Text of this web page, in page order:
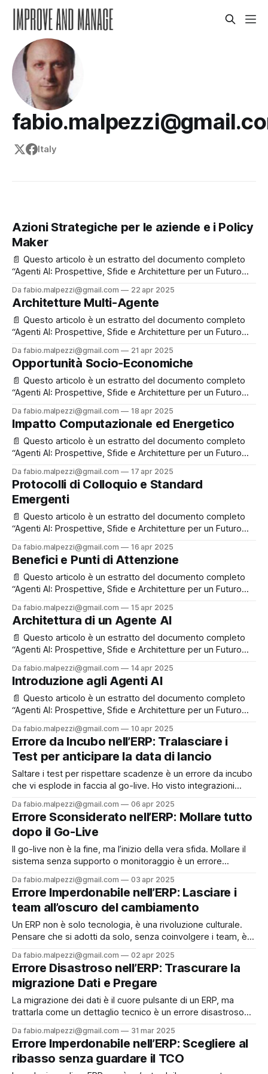
Italy
Azioni Strategiche per le aziende e i Policy
Maker
📄 Questo articolo è un estratto del documento completo
“Agenti AI: Prospettive, Sfide e Architetture per un Futuro
liberamente in fondo alla pagina. ✉️ Se ti va, registrati
gratuitamente: così potremo rimanere in contatto e
aggiornarti su nuovi contenuti e iniziative! Ultimo articolo
della
Da fabio.malpezzi@gmail.com 22 apr 2025
Architetture Multi-Agente
📄 Questo articolo è un estratto del documento completo
“Agenti AI: Prospettive, Sfide e Architetture per un Futuro
liberamente in fondo alla pagina. ✉️ Se ti va, registrati
gratuitamente: così potremo rimanere in contatto e
aggiornarti su nuovi contenuti e iniziative! Perché “multi-
agente”
Da fabio.malpezzi@gmail.com 21 apr 2025
Opportunità Socio-Economiche
📄 Questo articolo è un estratto del documento completo
“Agenti AI: Prospettive, Sfide e Architetture per un Futuro
liberamente in fondo alla pagina. ✉️ Se ti va, registrati
gratuitamente: così potremo rimanere in contatto e
aggiornarti su nuovi contenuti e iniziative! Applicazioni
chiave nei
Da fabio.malpezzi@gmail.com 18 apr 2025
Impatto Computazionale ed Energetico
📄 Questo articolo è un estratto del documento completo
“Agenti AI: Prospettive, Sfide e Architetture per un Futuro
liberamente in fondo alla pagina. ✉️ Se ti va, registrati
gratuitamente: così potremo rimanere in contatto e
Da fabio.malpezzi@gmail.com 17 apr 2025
Protocolli di Colloquio e Standard
Emergenti
📄 Questo articolo è un estratto del documento completo
“Agenti AI: Prospettive, Sfide e Architetture per un Futuro
liberamente in fondo alla pagina. ✉️ Se ti va, registrati
gratuitamente: così potremo rimanere in contatto e
aggiornarti su nuovi contenuti e iniziative! Perché i protocolli
Da fabio.malpezzi@gmail.com 16 apr 2025
Benefici e Punti di Attenzione
📄 Questo articolo è un estratto del documento completo
“Agenti AI: Prospettive, Sfide e Architetture per un Futuro
liberamente in fondo alla pagina. ✉️ Se ti va, registrati
gratuitamente: così potremo rimanere in contatto e
aggiornarti su nuovi contenuti e iniziative! Benefici chiave
Gestione
Da fabio.malpezzi@gmail.com 15 apr 2025
Architettura di un Agente AI
📄 Questo articolo è un estratto del documento completo
“Agenti AI: Prospettive, Sfide e Architetture per un Futuro
liberamente in fondo alla pagina. ✉️ Se ti va, registrati
gratuitamente: così potremo rimanere in contatto e
aggiornarti su nuovi contenuti e iniziative! Una visione a
Da fabio.malpezzi@gmail.com 14 apr 2025
Introduzione agli Agenti AI
📄 Questo articolo è un estratto del documento completo
“Agenti AI: Prospettive, Sfide e Architetture per un Futuro
liberamente in fondo alla pagina. ✉️ Se ti va, registrati
gratuitamente: così potremo rimanere in contatto e
aggiornarti su nuovi contenuti e iniziative! 🧠 Una breve
storia
Da fabio.malpezzi@gmail.com 10 apr 2025
Errore da Incubo nell’ERP: Tralasciare i
Test per anticipare la data di lancio
Saltare i test per rispettare scadenze è un errore da incubo
che vi esplode in faccia al go-live. Ho visto integrazioni
solo dopo il lancio, mentre in un progetto multinazionale due
cicli di test implacabili hanno salvato la baracca. La
superficialità non
Da fabio.malpezzi@gmail.com 06 apr 2025
Errore Sconsiderato nell’ERP: Mollare tutto
dopo il Go-Live
Il go-live non è la fine, ma l’inizio della vera sfida. Mollare il
sistema senza supporto o monitoraggio è un errore
desk dedicato salvare una linea di produzione da bug
imprevisti, mentre l’abbandono ha distrutto la fiducia
Da fabio.malpezzi@gmail.com 03 apr 2025
Errore Imperdonabile nell’ERP: Lasciare i
team all’oscuro del cambiamento
Un ERP non è solo tecnologia, è una rivoluzione culturale.
Pensare che si adotti da solo, senza coinvolgere i team, è
Ho visto progetti naufragare per formazione generica—
un’unica sessione per tutti—mentre sessioni mirate su
Dynamics 365 F&O
Da fabio.malpezzi@gmail.com 02 apr 2025
Errore Disastroso nell’ERP: Trascurare la
migrazione Dati e Pregare
La migrazione dei dati è il cuore pulsante di un ERP, ma
trattarla come un dettaglio tecnico è un errore disastroso
aziende arrancare con dati incoerenti—clienti duplicati,
transazioni perse—perché non hanno investito in un data
cleansing preliminare. In
Da fabio.malpezzi@gmail.com 31 mar 2025
Errore Imperdonabile nell’ERP: Scegliere al
ribasso senza guardare il TCO